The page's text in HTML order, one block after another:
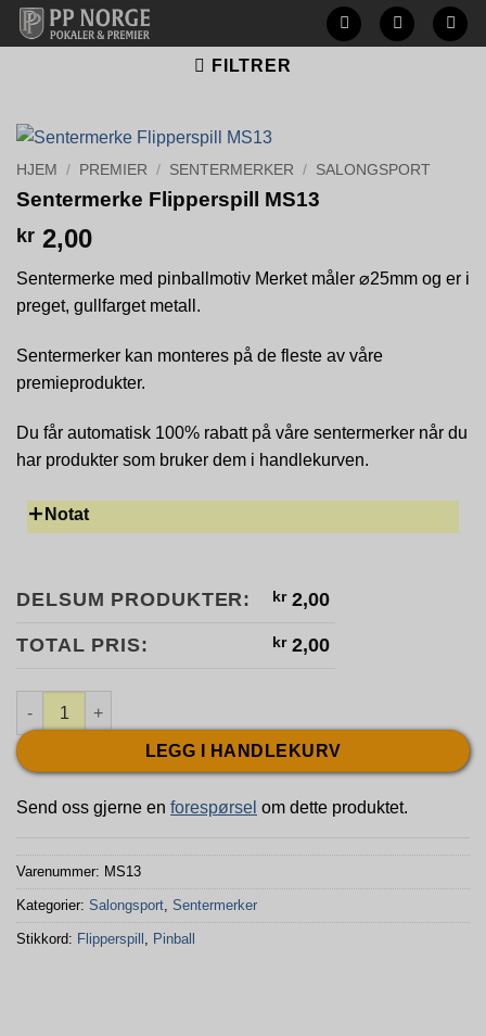
Skip
FILTRER
HJEM / PREMIER / SENTERMERKER / SALONGSPORT
Sentermerke Flipperspill MS13
kr 2,00
Sentermerke med pinballmotiv Merket måler ⌀25mm og er i
preget, gullfarget metall.
Sentermerker kan monteres på de fleste av våre
premieprodukter.
Du får automatisk 100% rabatt på våre sentermerker når du
har produkter som bruker dem i handlekurven.
Notat
DELSUM PRODUKTER: kr2,00
TOTAL PRIS: kr2,00
Sentermerke Flipperspill MS13 antall
LEGG I HANDLEKURV
Send oss gjerne en forespørsel om dette produktet.
Varenummer: MS13
Kategorier: Salongsport, Sentermerker
Stikkord: Flipperspill , Pinball